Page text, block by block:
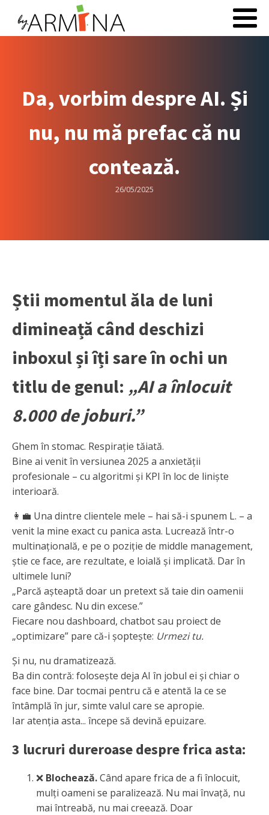
Da, vorbim despre AI. Și
nu, nu mă prefac că nu
contează.
26/05/2025
Știi momentul ăla de luni
dimineață când deschizi
inboxul și îți sare în ochi un
titlu de genul: „AI a înlocuit
8.000 de joburi.”
Ghem în stomac. Respirație tăiată.
Bine ai venit în versiunea 2025 a anxietății
profesionale – cu algoritmi și KPI în loc de liniște
interioară.
👩‍💼 Una dintre clientele mele – hai să-i spunem L. – a
venit la mine exact cu panica asta. Lucrează într-o
multinațională, e pe o poziție de middle management,
știe ce face, are rezultate, e loială și implicată. Dar în
ultimele luni?
„Parcă așteaptă doar un pretext să taie din oamenii
care gândesc. Nu din excese.”
Fiecare nou dashboard, chatbot sau proiect de
„optimizare” pare că-i șoptește: Urmezi tu.
Și nu, nu dramatizează.
Ba din contră: folosește deja AI în jobul ei și chiar o
face bine. Dar tocmai pentru că e atentă la ce se
întâmplă în jur, simte valul care se apropie.
Iar atenția asta... începe să devină epuizare.
3 lucruri dureroase despre frica asta:
❌ Blochează.Când apare frica de a fi înlocuit,
mulți oameni se paralizează. Nu mai învață, nu
mai întreabă, nu mai creează. Doar